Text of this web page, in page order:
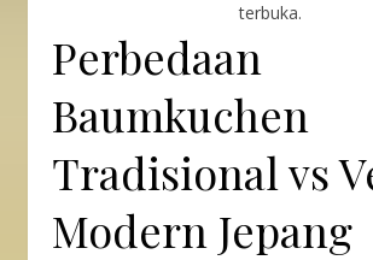
terbuka.
Perbedaan
Baumkuchen
Tradisional vs
Modern Jepang